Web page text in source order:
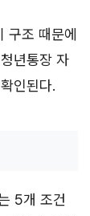
구조 때문에
년통장 자
인된다.
5개 조건